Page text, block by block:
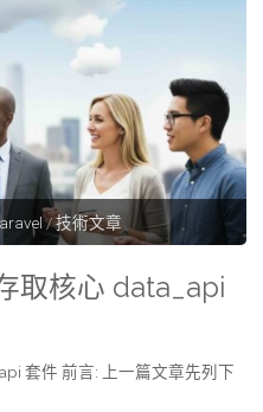
/ 技術文章
取核心 data_api
套件 前言: 上一篇文章先列下